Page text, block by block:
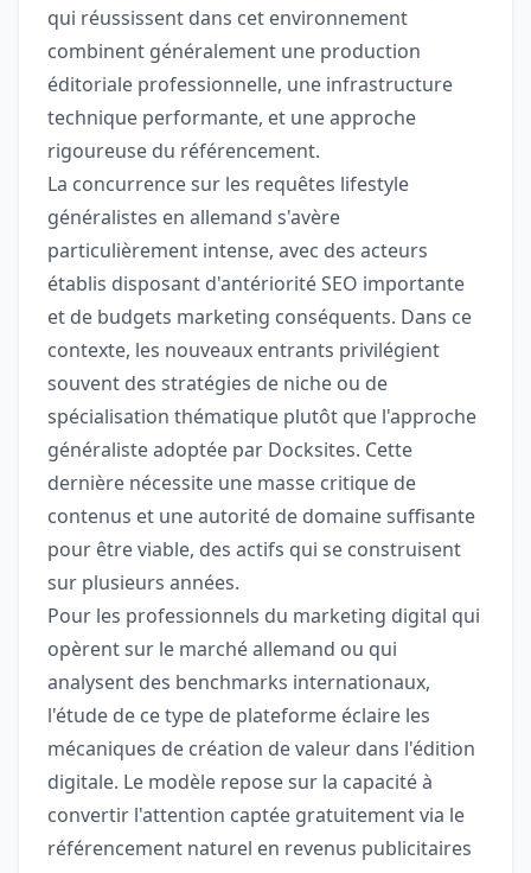
qui réussissent dans cet environnement
combinent généralement une production
éditoriale professionnelle, une infrastructure
technique performante, et une approche
rigoureuse du référencement.
La concurrence sur les requêtes lifestyle
généralistes en allemand s'avère
particulièrement intense, avec des acteurs
établis disposant d'antériorité SEO importante
et de budgets marketing conséquents. Dans ce
contexte, les nouveaux entrants privilégient
souvent des stratégies de niche ou de
spécialisation thématique plutôt que l'approche
généraliste adoptée par Docksites. Cette
dernière nécessite une masse critique de
contenus et une autorité de domaine suffisante
pour être viable, des actifs qui se construisent
sur plusieurs années.
Pour les professionnels du marketing digital qui
opèrent sur le marché allemand ou qui
analysent des benchmarks internationaux,
l'étude de ce type de plateforme éclaire les
mécaniques de création de valeur dans l'édition
digitale. Le modèle repose sur la capacité à
convertir l'attention captée gratuitement via le
référencement naturel en revenus publicitaires